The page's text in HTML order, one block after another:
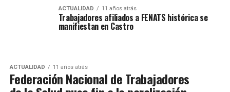
ACTUALIDAD 11 años atrás
Trabajadores afiliados a FENATS histórica se
manifiestan en Castro
ACTUALIDAD 11 años atrás
Federación Nacional de Trabajadores